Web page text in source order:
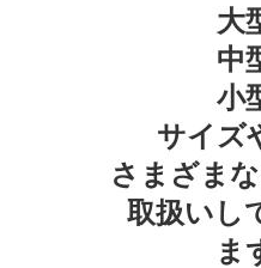
大
中
小
サイズ
さまざま
取扱いし
ま